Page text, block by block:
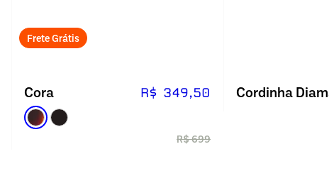
Frete Grátis
Cora R$ 349,50
R$ 699